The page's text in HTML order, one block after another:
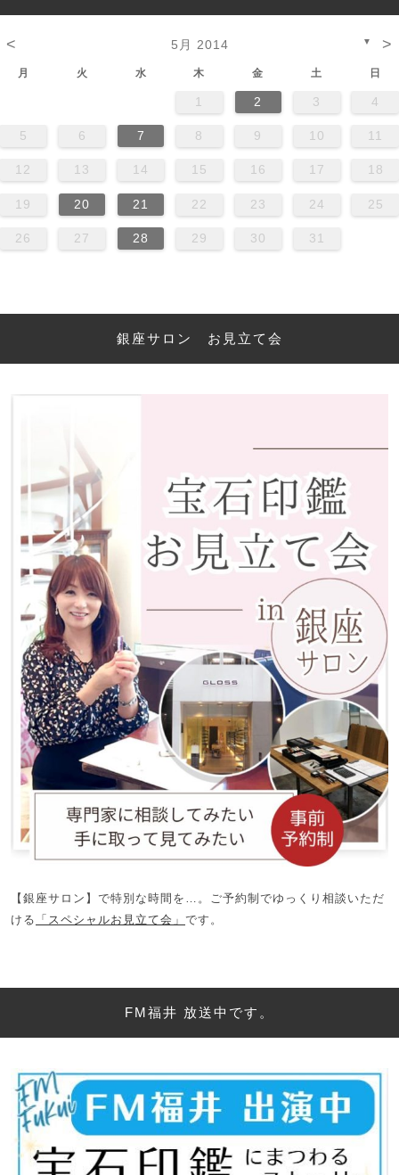
< 5月 2014 ▼ >
月 火 水 木 金 土 日
1 2 3 4
5 6 7 8 9 10 11
12 13 14 15 16 17 18
19 20 21 22 23 24 25
26 27 28 29 30 31
銀座サロン お見立て会
【銀座サロン】で特別な時間を…。ご予約制でゆっくり相談いただ
ける 「スペシャルお見立て会」 です。
FM福井 放送中です。